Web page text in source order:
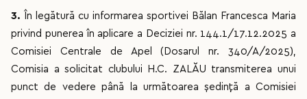
3.
În legătură cu informarea sportivei Bălan Francesca Maria
privind punerea în aplicare a Deciziei nr. 144.1/17.12.2025 a
Comisiei Centrale de Apel (Dosarul nr. 340/A/2025),
Comisia a solicitat clubului H.C. ZALĂU transmiterea unui
punct de vedere până la următoarea ședință a Comisiei